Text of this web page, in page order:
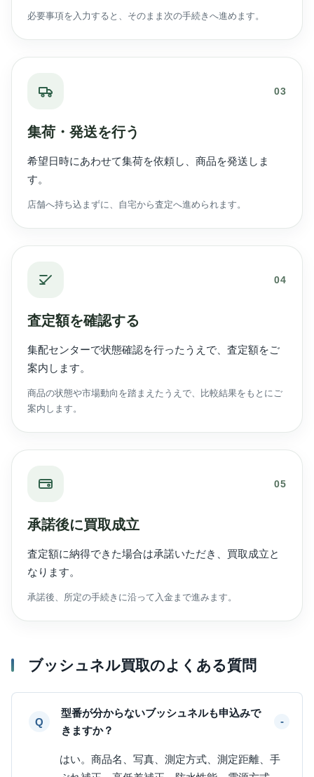
必要事項を入力すると、そのまま次の手続きへ進めます。
03
集荷・発送を行う
希望日時にあわせて集荷を依頼し、商品を発送しま
す。
店舗へ持ち込まずに、自宅から査定へ進められます。
04
査定額を確認する
集配センターで状態確認を行ったうえで、査定額をご
案内します。
商品の状態や市場動向を踏まえたうえで、比較結果をもとにご
案内します。
05
承諾後に買取成立
査定額に納得できた場合は承諾いただき、買取成立と
なります。
承諾後、所定の手続きに沿って入金まで進みます。
ブッシュネル買取のよくある質問
型番が分からないブッシュネルも申込みで
きますか？
はい。商品名、写真、測定方式、測定距離、手